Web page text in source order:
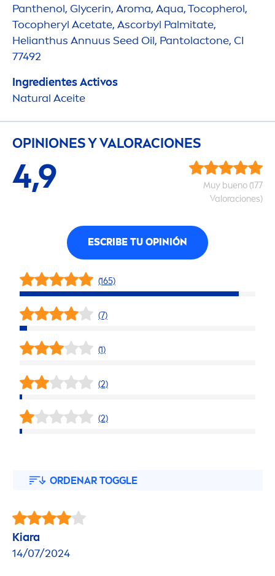
Panthenol, Glycerin, Aroma, Aqua, Tocopherol,
Tocopheryl Acetate, Ascorbyl Palmitate,
Helianthus Annuus Seed Oil, Pantolactone, CI
77492
Ingredientes Activos
Natural Aceite
OPINIONES Y VALORACIONES
4,9
Muy bueno (177
Valoraciones)
ESCRIBE TU OPINIÓN
(165)
(7)
(1)
(2)
(2)
ORDENAR TOGGLE
Kiara
14/07/2024